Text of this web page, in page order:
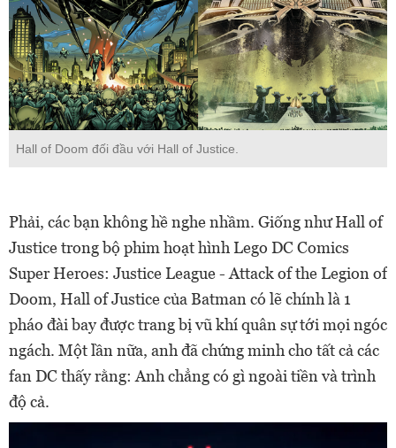
Hall of Doom đối đầu với Hall of Justice.
Phải, các bạn không hề nghe nhầm. Giống như Hall of
Justice trong bộ phim hoạt hình Lego DC Comics
Super Heroes: Justice League - Attack of the Legion of
Doom, Hall of Justice của Batman có lẽ chính là 1
pháo đài bay được trang bị vũ khí quân sự tới mọi ngóc
ngách. Một lần nữa, anh đã chứng minh cho tất cả các
fan DC thấy rằng: Anh chẳng có gì ngoài tiền và trình
độ cả.